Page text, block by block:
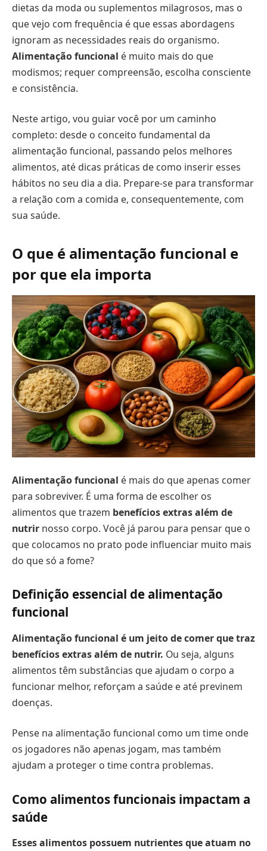
dietas da moda ou suplementos milagrosos, mas o
que vejo com frequência é que essas abordagens
ignoram as necessidades reais do organismo.
Alimentação funcional é muito mais do que
modismos; requer compreensão, escolha consciente
e consistência.
Neste artigo, vou guiar você por um caminho
completo: desde o conceito fundamental da
alimentação funcional, passando pelos melhores
alimentos, até dicas práticas de como inserir esses
hábitos no seu dia a dia. Prepare-se para transformar
a relação com a comida e, consequentemente, com
sua saúde.
O que é alimentação funcional e
por que ela importa
Alimentação funcional é mais do que apenas comer
para sobreviver. É uma forma de escolher os
alimentos que trazem benefícios extras além de
nutrir nosso corpo. Você já parou para pensar que o
que colocamos no prato pode influenciar muito mais
do que só a fome?
Definição essencial de alimentação
funcional
Alimentação funcional é um jeito de comer que traz
benefícios extras além de nutrir. Ou seja, alguns
alimentos têm substâncias que ajudam o corpo a
funcionar melhor, reforçam a saúde e até previnem
doenças.
Pense na alimentação funcional como um time onde
os jogadores não apenas jogam, mas também
ajudam a proteger o time contra problemas.
Como alimentos funcionais impactam a
saúde
Esses alimentos possuem nutrientes que atuam no